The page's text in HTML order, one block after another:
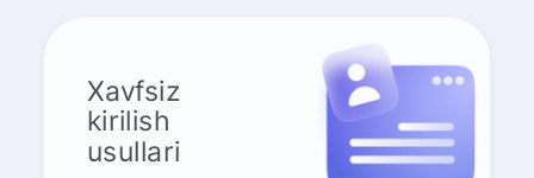
Xavfsiz
kirilish
usullari